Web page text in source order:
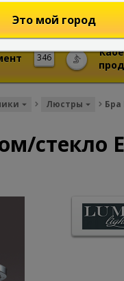
346
Люстры Бра
стекло
Это мой город